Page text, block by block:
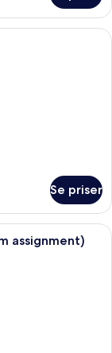
två sängar, ett
Se priser
två separata
assignment)